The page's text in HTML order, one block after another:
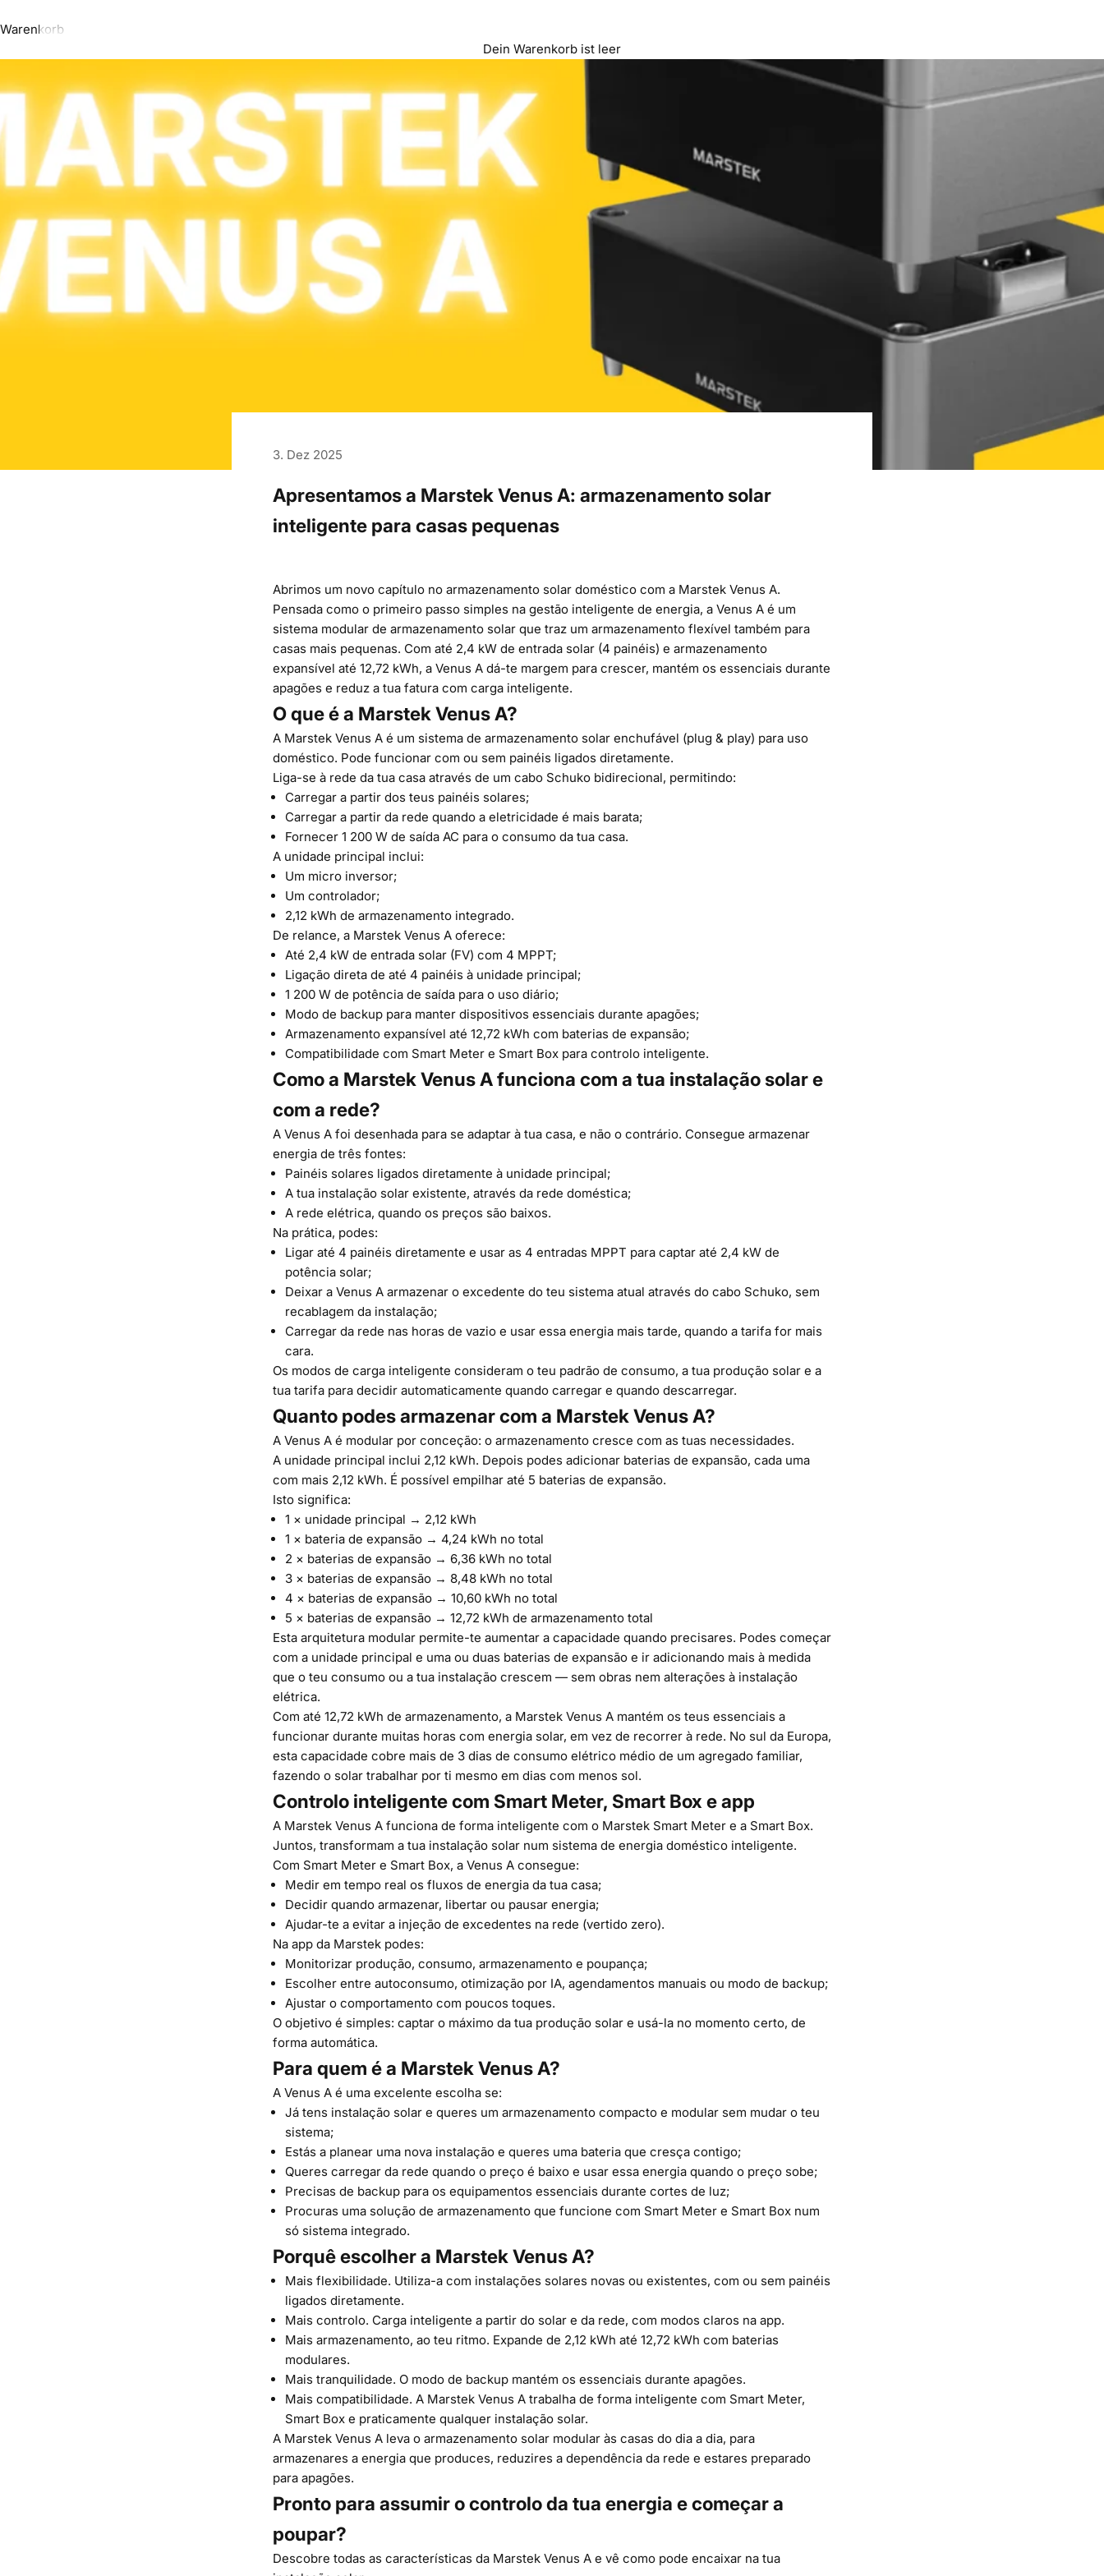
Warenkorb
Dein Warenkorb ist leer
3. Dez 2025
Apresentamos a Marstek Venus A: armazenamento solar
inteligente para casas pequenas
Abrimos um novo capítulo no armazenamento solar doméstico com a Marstek Venus A.
Pensada como o primeiro passo simples na gestão inteligente de energia, a Venus A é um
sistema modular de armazenamento solar que traz um armazenamento flexível também para
casas mais pequenas. Com até 2,4 kW de entrada solar (4 painéis) e armazenamento
expansível até 12,72 kWh, a Venus A dá-te margem para crescer, mantém os essenciais durante
apagões e reduz a tua fatura com carga inteligente.
O que é a Marstek Venus A?
A Marstek Venus A é um sistema de armazenamento solar enchufável (plug & play) para uso
doméstico. Pode funcionar com ou sem painéis ligados diretamente.
Liga-se à rede da tua casa através de um cabo Schuko bidirecional, permitindo:
Carregar a partir dos teus painéis solares;
Carregar a partir da rede quando a eletricidade é mais barata;
Fornecer 1 200 W de saída AC para o consumo da tua casa.
A unidade principal inclui:
Um micro inversor;
Um controlador;
2,12 kWh de armazenamento integrado.
De relance, a Marstek Venus A oferece:
Até 2,4 kW de entrada solar (FV) com 4 MPPT;
Ligação direta de até 4 painéis à unidade principal;
1 200 W de potência de saída para o uso diário;
Modo de backup para manter dispositivos essenciais durante apagões;
Armazenamento expansível até 12,72 kWh com baterias de expansão;
Compatibilidade com Smart Meter e Smart Box para controlo inteligente.
Como a Marstek Venus A funciona com a tua instalação solar e
com a rede?
A Venus A foi desenhada para se adaptar à tua casa, e não o contrário. Consegue armazenar
energia de três fontes:
Painéis solares ligados diretamente à unidade principal;
A tua instalação solar existente, através da rede doméstica;
A rede elétrica, quando os preços são baixos.
Na prática, podes:
Ligar até 4 painéis diretamente e usar as 4 entradas MPPT para captar até 2,4 kW de
potência solar;
Deixar a Venus A armazenar o excedente do teu sistema atual através do cabo Schuko, sem
recablagem da instalação;
Carregar da rede nas horas de vazio e usar essa energia mais tarde, quando a tarifa for mais
cara.
Os modos de carga inteligente consideram o teu padrão de consumo, a tua produção solar e a
tua tarifa para decidir automaticamente quando carregar e quando descarregar.
Quanto podes armazenar com a Marstek Venus A?
A Venus A é modular por conceção: o armazenamento cresce com as tuas necessidades.
A unidade principal inclui 2,12 kWh. Depois podes adicionar baterias de expansão, cada uma
com mais 2,12 kWh. É possível empilhar até 5 baterias de expansão.
Isto significa:
1 × unidade principal → 2,12 kWh
1 × bateria de expansão → 4,24 kWh no total
2 × baterias de expansão → 6,36 kWh no total
3 × baterias de expansão → 8,48 kWh no total
4 × baterias de expansão → 10,60 kWh no total
5 × baterias de expansão → 12,72 kWh de armazenamento total
Esta arquitetura modular permite-te aumentar a capacidade quando precisares. Podes começar
com a unidade principal e uma ou duas baterias de expansão e ir adicionando mais à medida
que o teu consumo ou a tua instalação crescem — sem obras nem alterações à instalação
elétrica.
Com até 12,72 kWh de armazenamento, a Marstek Venus A mantém os teus essenciais a
funcionar durante muitas horas com energia solar, em vez de recorrer à rede. No sul da Europa,
esta capacidade cobre mais de 3 dias de consumo elétrico médio de um agregado familiar,
fazendo o solar trabalhar por ti mesmo em dias com menos sol.
Controlo inteligente com Smart Meter, Smart Box e app
A Marstek Venus A funciona de forma inteligente com o Marstek Smart Meter e a Smart Box.
Juntos, transformam a tua instalação solar num sistema de energia doméstico inteligente.
Com Smart Meter e Smart Box, a Venus A consegue:
Medir em tempo real os fluxos de energia da tua casa;
Decidir quando armazenar, libertar ou pausar energia;
Ajudar-te a evitar a injeção de excedentes na rede (vertido zero).
Na app da Marstek podes:
Monitorizar produção, consumo, armazenamento e poupança;
Escolher entre autoconsumo, otimização por IA, agendamentos manuais ou modo de backup;
Ajustar o comportamento com poucos toques.
O objetivo é simples: captar o máximo da tua produção solar e usá-la no momento certo, de
forma automática.
Para quem é a Marstek Venus A?
A Venus A é uma excelente escolha se:
Já tens instalação solar e queres um armazenamento compacto e modular sem mudar o teu
sistema;
Estás a planear uma nova instalação e queres uma bateria que cresça contigo;
Queres carregar da rede quando o preço é baixo e usar essa energia quando o preço sobe;
Precisas de backup para os equipamentos essenciais durante cortes de luz;
Procuras uma solução de armazenamento que funcione com Smart Meter e Smart Box num
só sistema integrado.
Porquê escolher a Marstek Venus A?
Mais flexibilidade. Utiliza-a com instalações solares novas ou existentes, com ou sem painéis
ligados diretamente.
Mais controlo. Carga inteligente a partir do solar e da rede, com modos claros na app.
Mais armazenamento, ao teu ritmo. Expande de 2,12 kWh até 12,72 kWh com baterias
modulares.
Mais tranquilidade. O modo de backup mantém os essenciais durante apagões.
Mais compatibilidade. A Marstek Venus A trabalha de forma inteligente com Smart Meter,
Smart Box e praticamente qualquer instalação solar.
A Marstek Venus A leva o armazenamento solar modular às casas do dia a dia, para
armazenares a energia que produces, reduzires a dependência da rede e estares preparado
para apagões.
Pronto para assumir o controlo da tua energia e começar a
poupar?
Descobre todas as características da Marstek Venus A e vê como pode encaixar na tua